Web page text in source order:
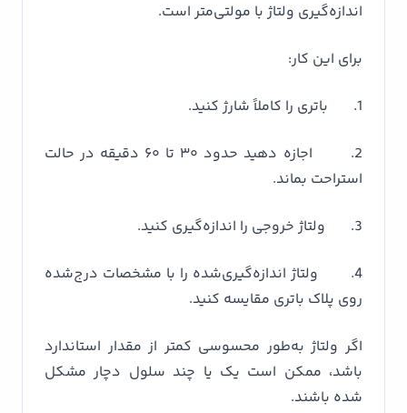
اندازه‌گیری ولتاژ با مولتی‌متر است.
برای این کار:
1. باتری را کاملاً شارژ کنید.
2. اجازه دهید حدود ۳۰ تا ۶۰ دقیقه در حالت
استراحت بماند.
3. ولتاژ خروجی را اندازه‌گیری کنید.
4. ولتاژ اندازه‌گیری‌شده را با مشخصات درج‌شده
روی پلاک باتری مقایسه کنید.
اگر ولتاژ به‌طور محسوسی کمتر از مقدار استاندارد
باشد، ممکن است یک یا چند سلول دچار مشکل
شده باشند.